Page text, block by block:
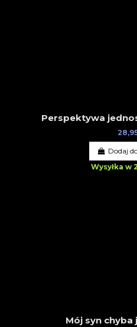
Perspektywa
Dodaj
Wysyłka w
Mój syn chyba